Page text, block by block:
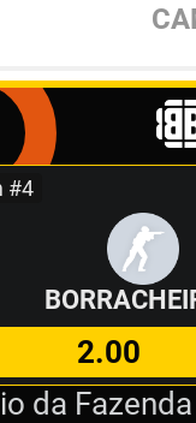
#4
2.00
da